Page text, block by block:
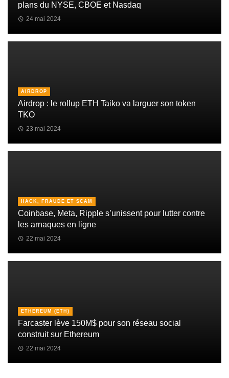
plans du NYSE, CBOE et Nasdaq
24 mai 2024
AIRDROP
Airdrop : le rollup ETH Taiko va larguer son token
TKO
23 mai 2024
HACK, FRAUDE ET SCAM
Coinbase, Meta, Ripple s’unissent pour lutter contre
les arnaques en ligne
22 mai 2024
ETHEREUM (ETH)
Farcaster lève 150M$ pour son réseau social
construit sur Ethereum
22 mai 2024